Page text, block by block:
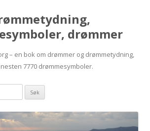
drømmer
– en bok om drømmer og drømmetydning,
7770 drømmesymboler.
Skip
content